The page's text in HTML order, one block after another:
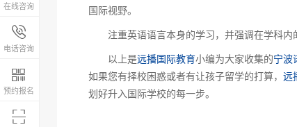
国际视野。
注重英语语言本身的学习，并强调在学科内
以上是远播国际教育小编为大家收集的宁波
如果您有择校困惑或者有让孩子留学的打算， 远
划好升入国际学校的每一步。
在线咨询

电话咨询

预约报名
